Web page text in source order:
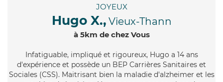
JOYEUX
Hugo X., Vieux-Thann
à 5km de chez Vous
Infatiguable, impliqué et rigoureux, Hugo a 14 ans
d'expérience et possède un BEP Carrières Sanitaires et
Sociales (CSS). Maitrisant bien la maladie d'alzheimer et les